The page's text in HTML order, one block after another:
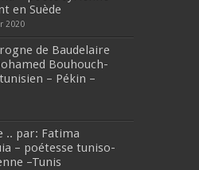
en Suède
2020
de Baudelaire
Bouhouch-
– Pékin –
.. par: Fatima
– poétesse tuniso-
–Tunis